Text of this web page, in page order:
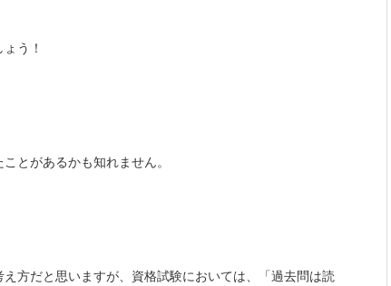
う！
とがあるかも知れません。
方だと思いますが、資格試験においては、「過去問は読